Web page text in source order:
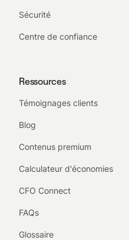
Sécurité
Centre de confiance
Ressources
Témoignages clients
Blog
Contenus premium
Calculateur d'économies
CFO Connect
FAQs
Glossaire